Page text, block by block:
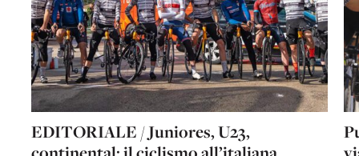
EDITORIALE / Juniores, U23,